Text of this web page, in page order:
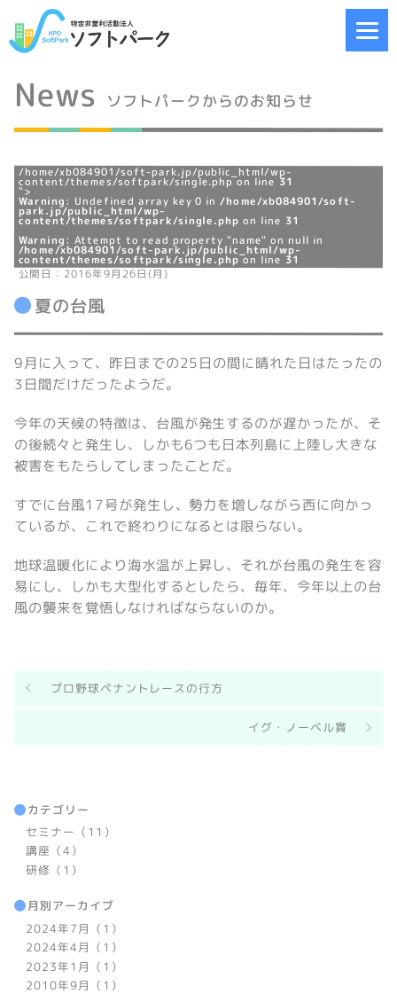
News ソフトパークからのお知らせ
/home/xb084901/soft-park.jp/public_html/wp-
content/themes/softpark/single.php on line 31
">
Warning: Undefined array key 0 in/home/xb084901/soft-
park.jp/public_html/wp-
content/themes/softpark/single.php on line 31
Warning: Attempt to read property "name" on null in
/home/xb084901/soft-park.jp/public_html/wp-
content/themes/softpark/single.php on line 31
公開日：2016年9月26日(月)
夏の台風
9月に入って、昨日までの25日の間に晴れた日はたったの
3日間だけだったようだ。
今年の天候の特徴は、台風が発生するのが遅かったが、そ
の後続々と発生し、しかも6つも日本列島に上陸し大きな
被害をもたらしてしまったことだ。
すでに台風17号が発生し、勢力を増しながら西に向かっ
ているが、これで終わりになるとは限らない。
地球温暖化により海水温が上昇し、それが台風の発生を容
易にし、しかも大型化するとしたら、毎年、今年以上の台
風の襲来を覚悟しなければならないのか。
プロ野球ペナントレースの行方
イグ・ノーベル賞
カテゴリー
セミナー（11）
講座（4）
研修（1）
月別アーカイブ
2024年7月（1）
2024年4月（1）
2023年1月（1）
2010年9月（1）